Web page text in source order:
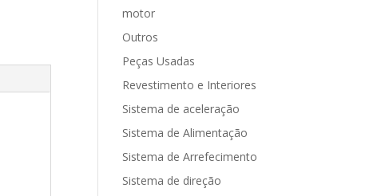
motor
Outros
Peças Usadas
Revestimento e Interiores
Sistema de aceleração
Sistema de Alimentação
Sistema de Arrefecimento
Sistema de direção